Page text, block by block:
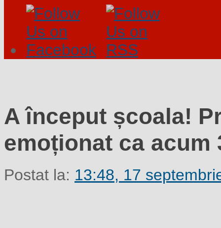
A început școala!
emoționat ca acum
Postat la: 13:48, 17